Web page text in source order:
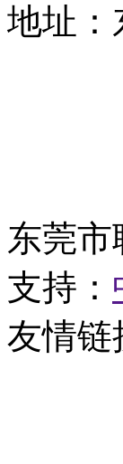
地址：
东莞
支持：
友情链